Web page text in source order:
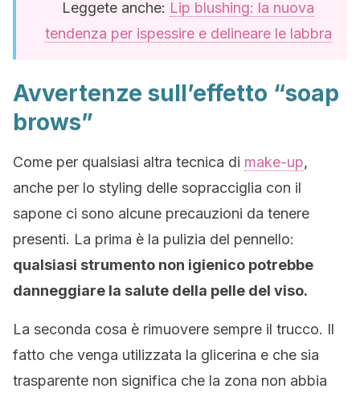
Leggete anche: Lip blushing: la nuova
tendenza per ispessire e delineare le labbra
Avvertenze sull’effetto “soap
brows”
Come per qualsiasi altra tecnica di make-up,
anche per lo styling delle sopracciglia con il
sapone ci sono alcune precauzioni da tenere
presenti. La prima è la pulizia del pennello:
qualsiasi strumento non igienico potrebbe
danneggiare la salute della pelle del viso.
La seconda cosa è rimuovere sempre il trucco. Il
fatto che venga utilizzata la glicerina e che sia
trasparente non significa che la zona non abbia